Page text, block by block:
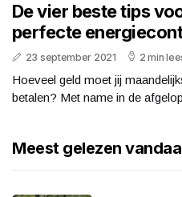
De vier beste tips
perfecte
23 september 2021 2 min
Hoeveel geld moet jij
betalen? Met name in de
Meest gelezen